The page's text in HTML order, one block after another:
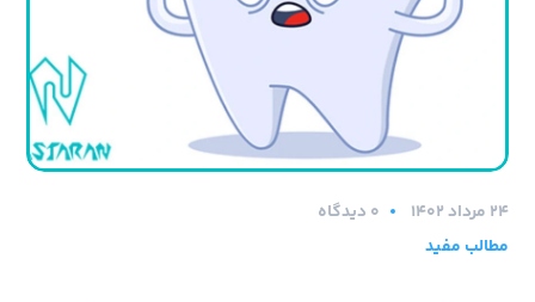
۲۴ مرداد ۱۴۰۲
0 دیدگاه
مطالب مفید